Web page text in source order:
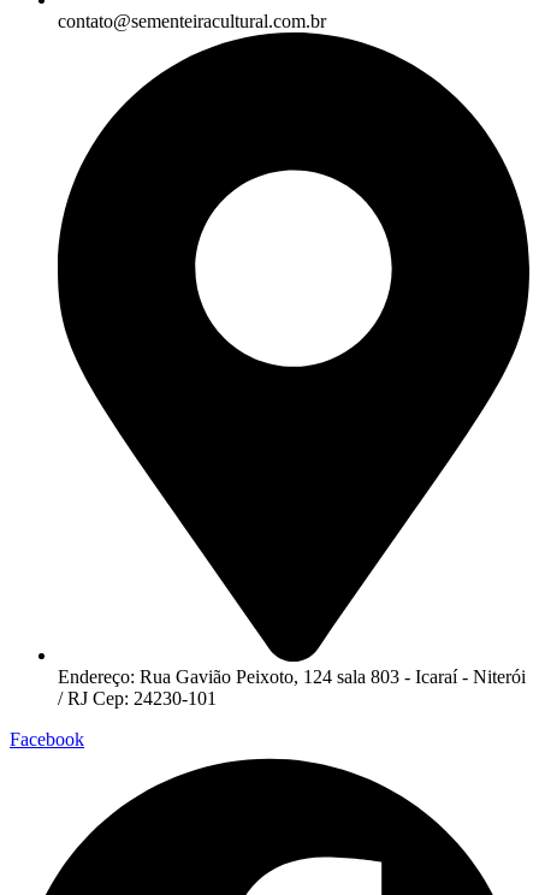
contato@sementeiracultural.com.br
Endereço: Rua Gavião Peixoto, 124 sala 803 - Icaraí - Niterói
/ RJ Cep: 24230-101
Facebook